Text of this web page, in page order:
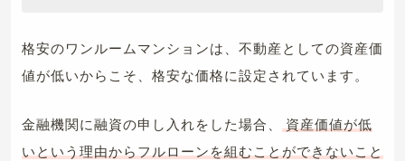
格安のワンルームマンションは、不動産としての資産価
値が低いからこそ、格安な価格に設定されています。
金融機関に融資の申し入れをした場合、
資産価値が低
いという理由からフルローンを組むことができないこと